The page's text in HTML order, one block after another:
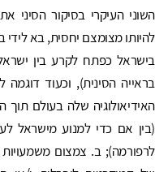
השוני העיקרי בסיקור
להיותו מצומצם יחסית, בא
בישראל כפתח לקרע בין
בראייה הסינית), וכעוד
האידיאולוגיה שלה בעולם תוך
(בין אם כדי למנוע מישראל
לרפורמה); ב. צמצום